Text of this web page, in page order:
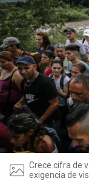
Crece cifra de
exigencia de